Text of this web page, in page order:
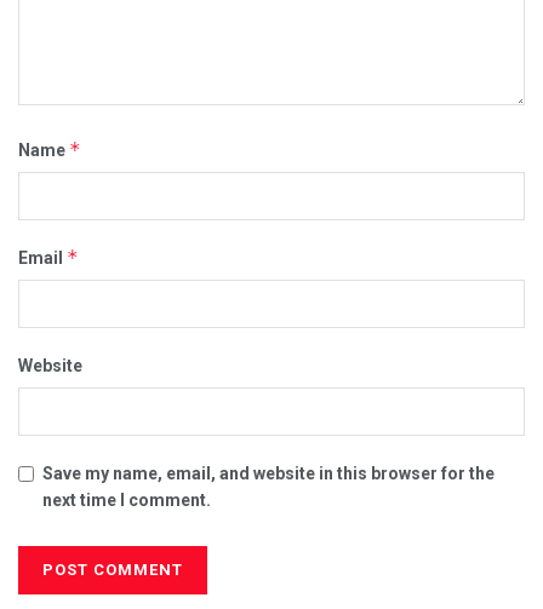
Name *
Email *
Website
Save my name, email, and website in this browser for the
next time I comment.